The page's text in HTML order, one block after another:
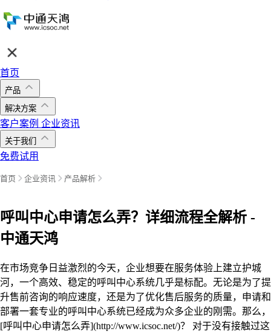
首页
产品
解决方案
客户案例 企业资讯
关于我们
免费试用
首页 企业资讯 产品解析
呼叫中心申请怎么弄？详细流程全解析 -
中通天鸿
在市场竞争日益激烈的今天，企业想要在服务体验上建立护城
河，一个高效、稳定的呼叫中心系统几乎是标配。无论是为了提
升售前咨询的响应速度，还是为了优化售后服务的质量，申请和
部署一套专业的呼叫中心系统已经成为众多企业的刚需。那么，
[呼叫中心申请怎么弄](http://www.icsoc.net/)？ 对于没有接触过这